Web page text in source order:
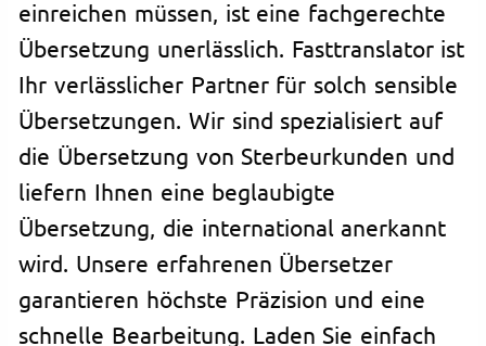
einreichen müssen, ist eine fachgerechte
Übersetzung unerlässlich. Fasttranslator ist
Ihr verlässlicher Partner für solch sensible
Übersetzungen. Wir sind spezialisiert auf
die Übersetzung von Sterbeurkunden und
liefern Ihnen eine beglaubigte
Übersetzung, die international anerkannt
wird. Unsere erfahrenen Übersetzer
garantieren höchste Präzision und eine
schnelle Bearbeitung. Laden Sie einfach